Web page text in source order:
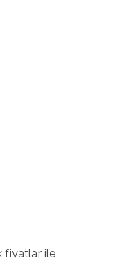
fiyatlar ile